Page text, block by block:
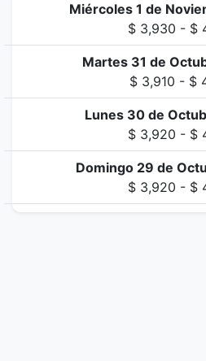
Miércoles 1 de
$ 3,930 - $
Martes 31 de
$ 3,910 - $
Lunes 30 de
$ 3,920 - $
Domingo 29 de
$ 3,920 - $